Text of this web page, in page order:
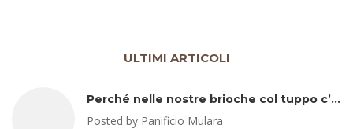
ULTIMI ARTICOLI
Perché nelle nostre brioche col tuppo c’è lo strutto (e perché non ha senso temerlo)
Posted by Panificio Mulara